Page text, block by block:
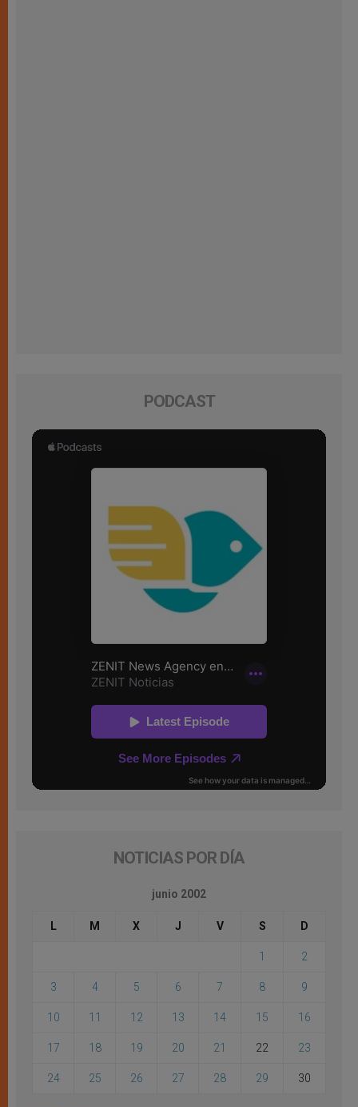
PODCAST
NOTICIAS POR DÍA
junio 2002
L M X J V S D
1 2
3 4 5 6 7 8 9
10 11 12 13 14 15 16
17 18 19 20 21 22 23
24 25 26 27 28 29 30